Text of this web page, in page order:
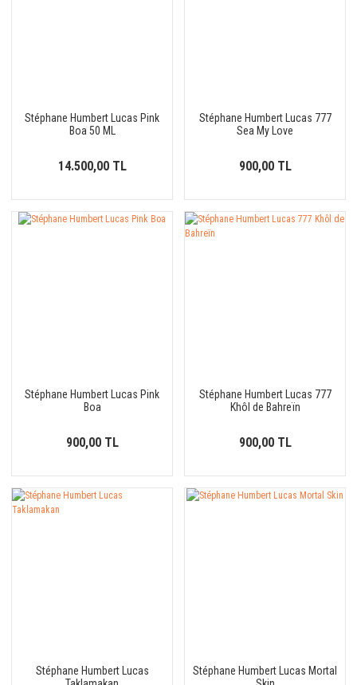
Stéphane Humbert Lucas Pink
Boa 50 ML
14.500,00 TL
Stéphane Humbert Lucas 777
Sea My Love
900,00 TL
Stéphane Humbert Lucas Pink
Boa
900,00 TL
Stéphane Humbert Lucas 777
Khôl de Bahreïn
900,00 TL
Stéphane Humbert Lucas
Stéphane Humbert Lucas Mortal